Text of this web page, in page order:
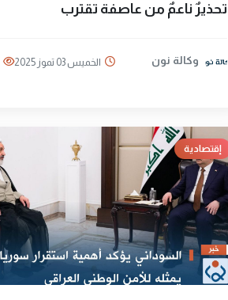
تحذيرٌ ناعمٌ من عاصفة تقترب
وكالة نون الخميس 03 تموز 2025
إقتصادية